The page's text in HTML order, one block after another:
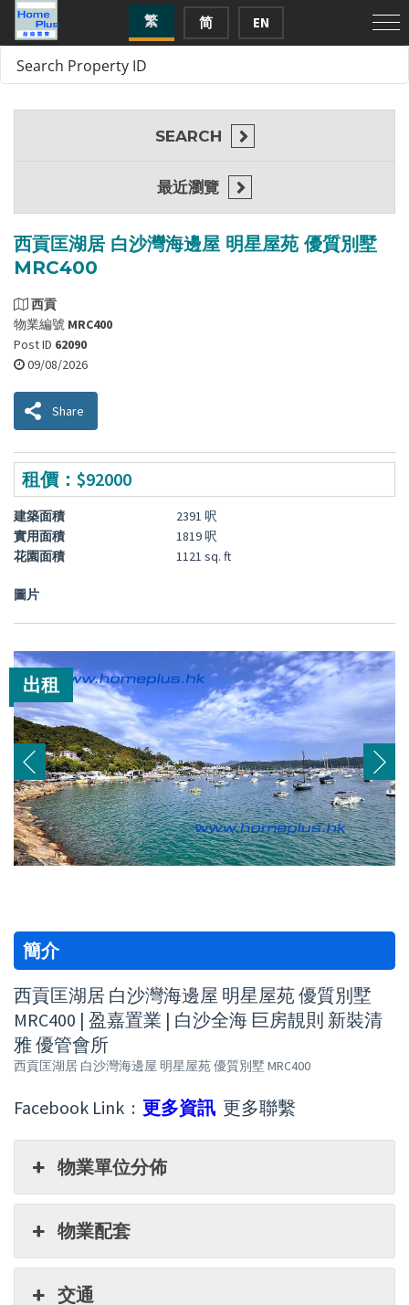
繁 简 EN
西貢匡湖居 白沙灣海邊屋 明星屋苑 優質別墅
MRC400
西貢
物業編號 MRC400
Post ID 62090
09/08/2026
Share
租價：$92000
建築面積
2391 呎
實用面積
1819 呎
花園面積
1121 sq. ft
圖片
出租
簡介
西貢匡湖居 白沙灣海邊屋 明星屋苑 優質別墅
MRC400 | 盈嘉置業 | 白沙全海 巨房靚則 新裝清
雅 優管會所
西貢匡湖居 白沙灣海邊屋 明星屋苑 優質別墅 MRC400
Facebook Link : 更多資訊 更多聯繫
物業單位分佈
物業配套
交通
SEARCH
最近瀏覽